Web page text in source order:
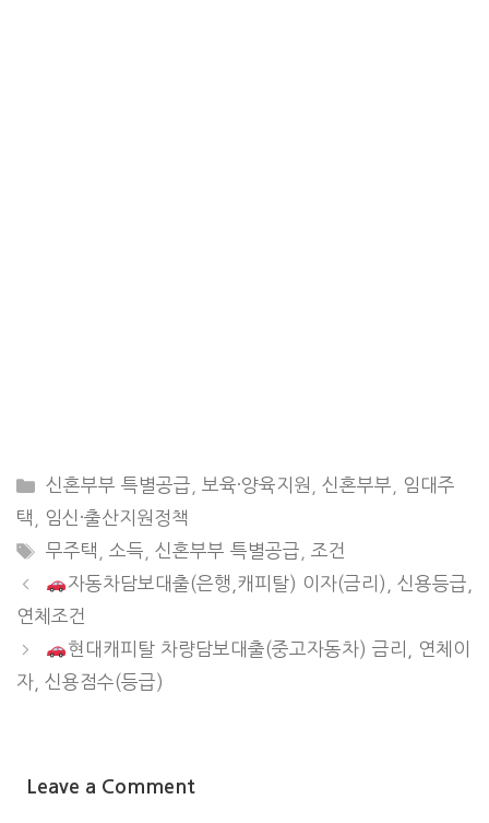
CATEGORIES
신혼부부 특별공급 보육·양육지원 ,신혼부부
임대주
택
임신·출산지원정책
TAGS
무주택 소득 ,신혼부부 특별공급
조건
자동차담보대출(은행,캐피탈) 이자(금리), 신용등급,
연체조건
현대캐피탈 차량담보대출(중고자동차) 금리, 연체이
자, 신용점수(등급)
Leave a Comment